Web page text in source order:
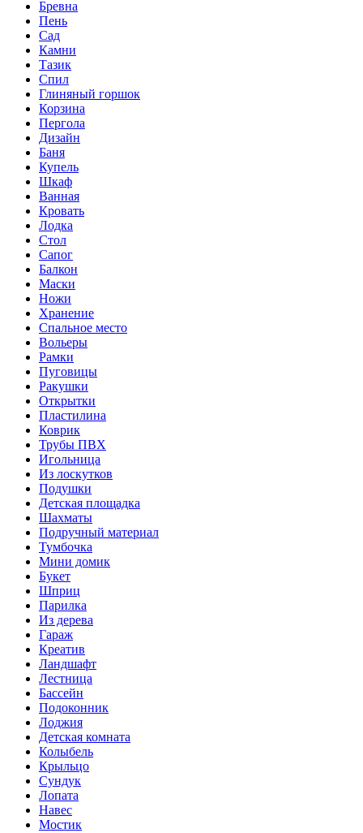
Бревна
Пень
Сад
Камни
Тазик
Спил
Глиняный горшок
Корзина
Пергола
Дизайн
Баня
Купель
Шкаф
Ванная
Кровать
Лодка
Стол
Сапог
Балкон
Маски
Ножи
Хранение
Спальное место
Вольеры
Рамки
Пуговицы
Ракушки
Открытки
Пластилина
Коврик
Трубы ПВХ
Игольница
Из лоскутков
Подушки
Детская площадка
Шахматы
Подручный материал
Тумбочка
Мини домик
Букет
Шприц
Парилка
Из дерева
Гараж
Креатив
Ландшафт
Лестница
Бассейн
Подоконник
Лоджия
Детская комната
Колыбель
Крыльцо
Сундук
Лопата
Навес
Мостик